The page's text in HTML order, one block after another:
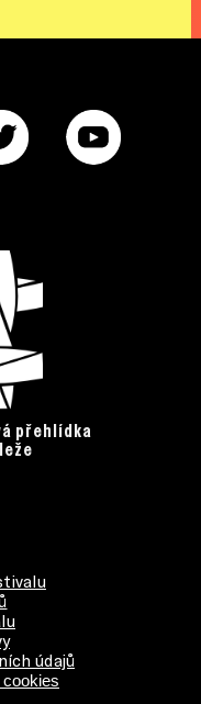
přehlídka
údajů